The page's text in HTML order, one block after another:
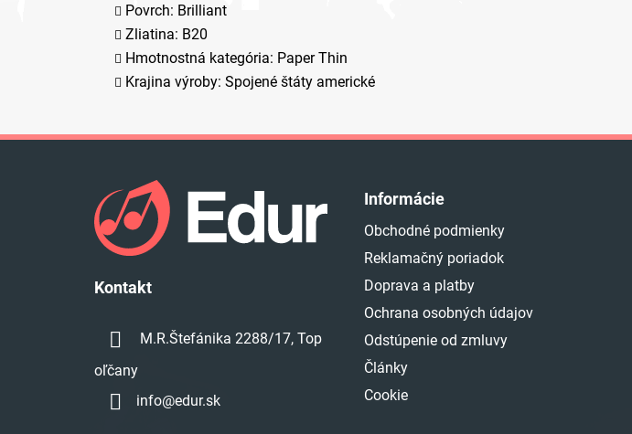
Povrch: Brilliant
Zliatina: B20
Hmotnostná kategória: Paper Thin
Krajina výroby: Spojené štáty americké
Kontakt
M.R.Štefánika 2288/17, Top
oľčany
info@edur.sk
Informácie
Obchodné podmienky
Reklamačný poriadok
Doprava a platby
Ochrana osobných údajov
Odstúpenie od zmluvy
Články
Cookie